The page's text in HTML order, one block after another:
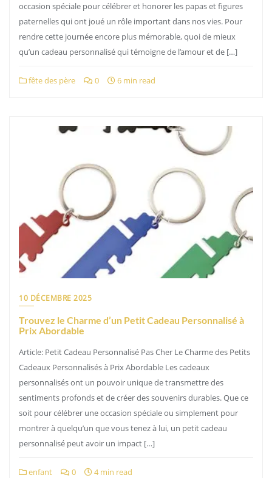
occasion spéciale pour célébrer et honorer les papas et figures
paternelles qui ont joué un rôle important dans nos vies. Pour
rendre cette journée encore plus mémorable, quoi de mieux
qu’un cadeau personnalisé qui témoigne de l’amour et de […]
fête des père 0 6 min read
10 DÉCEMBRE 2025
Trouvez le Charme d’un Petit Cadeau Personnalisé à
Prix Abordable
Article: Petit Cadeau Personnalisé Pas Cher Le Charme des Petits
Cadeaux Personnalisés à Prix Abordable Les cadeaux
personnalisés ont un pouvoir unique de transmettre des
sentiments profonds et de créer des souvenirs durables. Que ce
soit pour célébrer une occasion spéciale ou simplement pour
montrer à quelqu’un que vous tenez à lui, un petit cadeau
personnalisé peut avoir un impact […]
enfant 0 4 min read